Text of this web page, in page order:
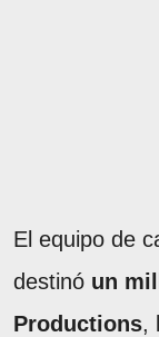
El equipo de
destinó un
Productions,